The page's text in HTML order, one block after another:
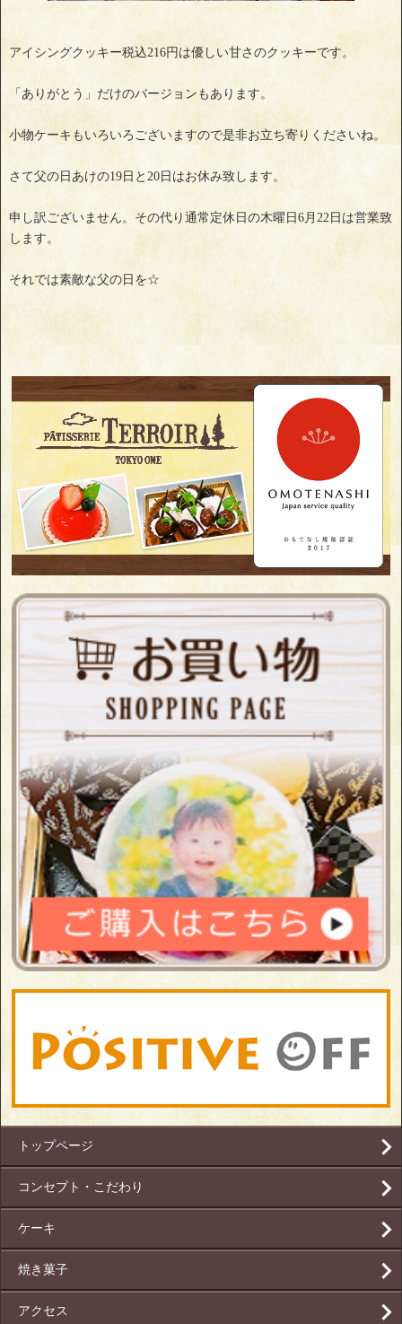
アイシングクッキー税込216円は優しい甘さのクッキーです。
「ありがとう」だけのバージョンもあります。
小物ケーキもいろいろございますので是非お立ち寄りくださいね。
さて父の日あけの19日と20日はお休み致します。
申し訳ございません。その代り通常定休日の木曜日6月22日は営業致
します。
それでは素敵な父の日を☆
トップページ
コンセプト・こだわり
ケーキ
焼き菓子
アクセス